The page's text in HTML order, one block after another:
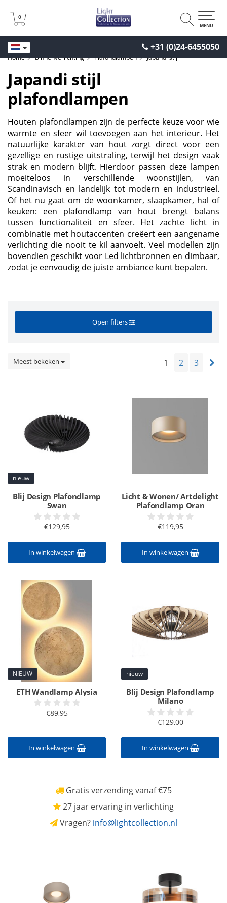
+31 (0)24-6455050
0
0
MENU
Home Binnenverlichting Plafondlampen Japandi stijl
Japandi stijl
plafondlampen
Houten plafondlampen zijn de perfecte keuze voor wie
warmte en sfeer wil toevoegen aan het interieur. Het
natuurlijke karakter van hout zorgt direct voor een
gezellige en rustige uitstraling, terwijl het design vaak
strak en modern blijft. Hierdoor passen deze lampen
moeiteloos in verschillende woonstijlen, van
Scandinavisch en landelijk tot modern en industrieel.
Of het nu gaat om de woonkamer, slaapkamer, hal of
keuken: een plafondlamp van hout brengt balans
tussen functionaliteit en sfeer. Het zachte licht in
combinatie met houtaccenten creëert een aangename
verlichting die nooit te kil aanvoelt. Veel modellen zijn
bovendien geschikt voor Led lichtbronnen en dimbaar,
zodat je eenvoudig de juiste ambiance kunt bepalen.
Open filters
Meest bekeken 1 2 3
nieuw
Blij Design Plafondlamp
Swan
€129,95
In winkelwagen
Licht & Wonen/ Artdelight
Plafondlamp Oran
€119,95
In winkelwagen
NIEUW
ETH Wandlamp Alysia
€89,95
In winkelwagen
nieuw
Blij Design Plafondlamp
Milano
€129,00
In winkelwagen
Gratis verzending vanaf €75
27 jaar ervaring in verlichting
Vragen? info@lightcollection.nl